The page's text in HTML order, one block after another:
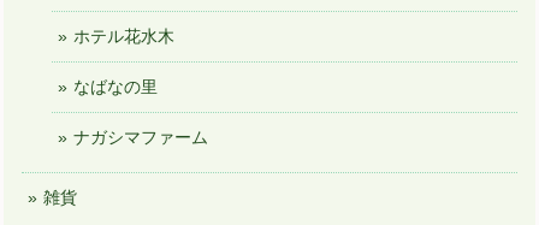
ホテル花水木
なばなの里
ナガシマファーム
雑貨